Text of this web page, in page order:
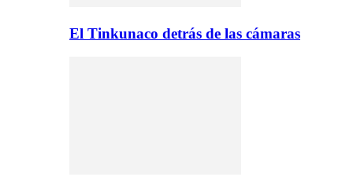
El Tinkunaco detrás de las cámaras